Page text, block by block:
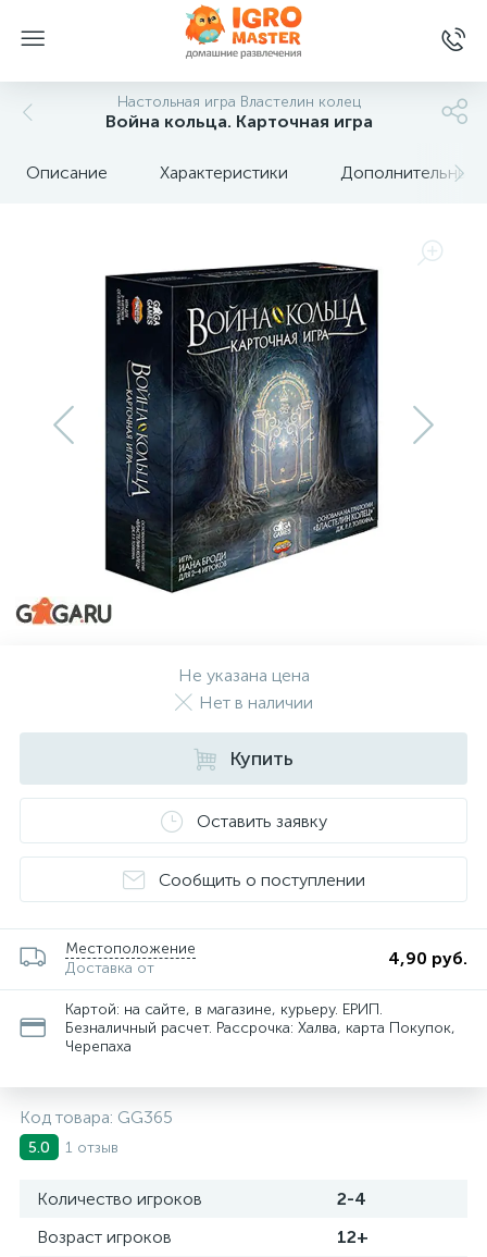
Настольная игра Властелин колец
Война кольца. Карточная игра
Описание Характеристики Дополнительные
Не указана цена
Нет в наличии
Купить
Оставить заявку
Сообщить о поступлении
Местоположение
Доставка от
4,90 руб.
Картой: на сайте, в магазине, курьеру. ЕРИП.
Безналичный расчет. Рассрочка: Халва, карта Покупок,
Черепаха
Код товара: GG365
5.0 1 отзыв
Количество игроков
2-4
Возраст игроков
12+